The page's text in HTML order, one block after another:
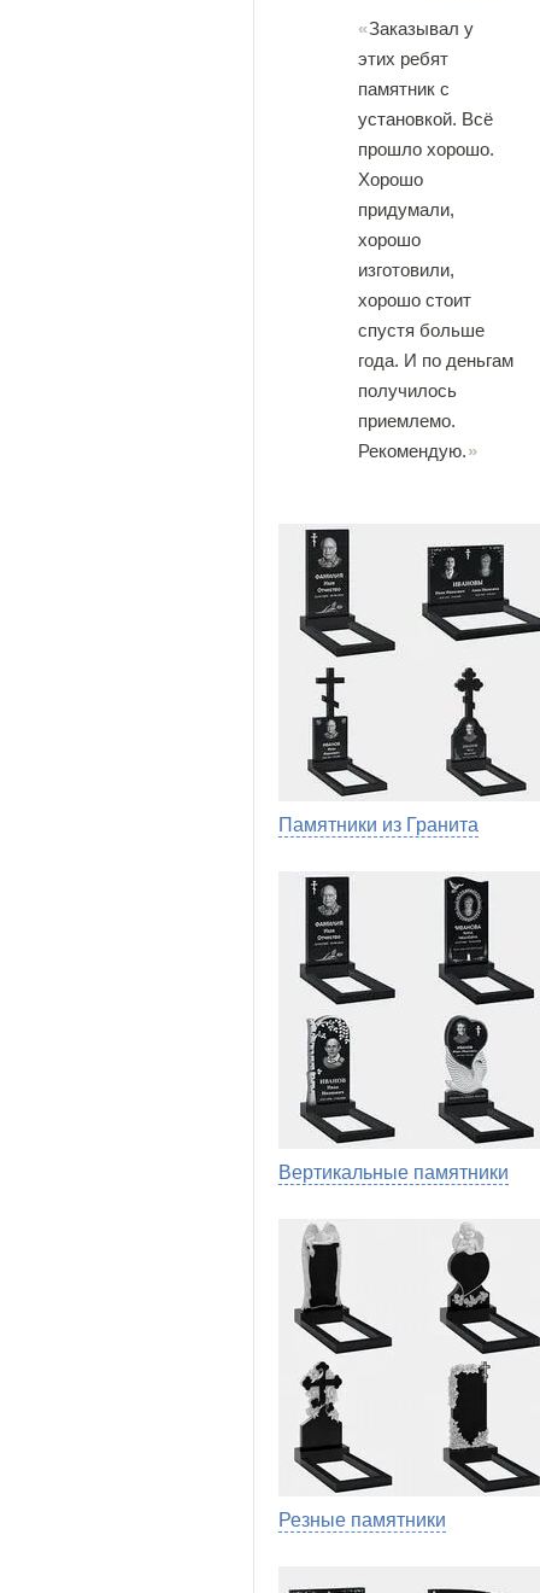
Заказывал у
этих ребят
памятник с
установкой. Всё
прошло хорошо.
Хорошо
придумали,
хорошо
изготовили,
хорошо стоит
спустя больше
года. И по деньгам
получилось
приемлемо.
Рекомендую.
Памятники из Гранита
Вертикальные памятники
Резные памятники